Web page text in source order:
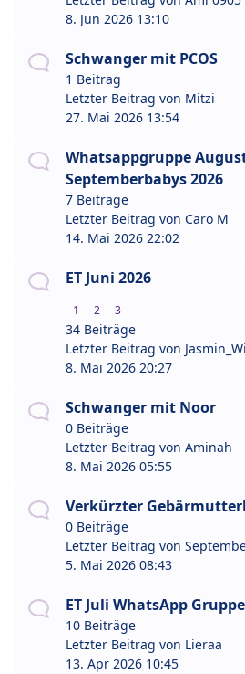
8. Jun 2026 13:10
Schwanger mit PCOS
1 Beitrag
Letzter Beitrag von Mitzi
27. Mai 2026 13:54
Whatsappgruppe
Septemberbabys 2026
7 Beiträge
Letzter Beitrag von Caro M
14. Mai 2026 22:02
ET Juni 2026
1 2 3
34 Beiträge
Letzter Beitrag von
8. Mai 2026 20:27
Schwanger mit Noor
0 Beiträge
Letzter Beitrag von Aminah
8. Mai 2026 05:55
Verkürzter
0 Beiträge
Letzter Beitrag von
5. Mai 2026 08:43
ET Juli WhatsApp Gruppe
10 Beiträge
Letzter Beitrag von Lieraa
13. Apr 2026 10:45